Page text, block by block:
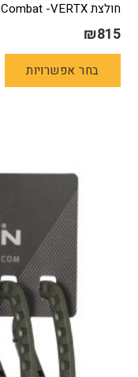
חולצת Recon X Combat -VERTX
₪815
בחר אפשרויות